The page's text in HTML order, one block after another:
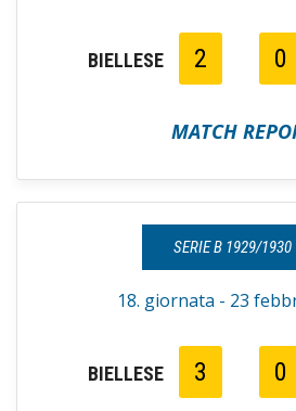
BIELLESE 2 0
MATCH
SERIE B 1929/1930
18. giornata - 23
BIELLESE 3 0